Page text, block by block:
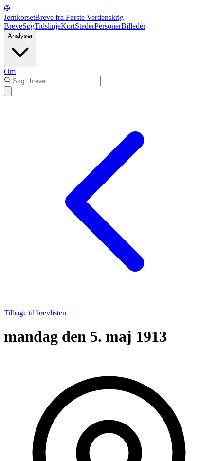
✠
JernkorsetBreve fra Første Verdenskrig
BreveSøgTidslinjeKortStederPersonerBilleder
Analyser
Om
Tilbage til brevlisten
mandag den 5. maj 1913